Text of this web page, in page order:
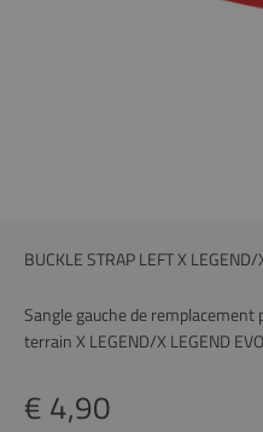
BUCKLE STRAP LEFT X
Sangle gauche de
terrain X LEGEND/X LEGEND
Prix remisé
€ 4,90